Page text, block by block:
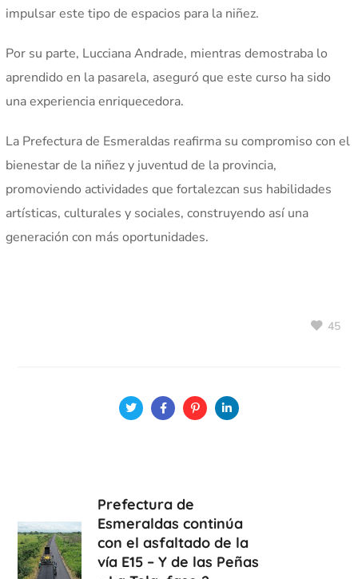
impulsar este tipo de espacios para la niñez.
Por su parte, Lucciana Andrade, mientras demostraba lo
aprendido en la pasarela, aseguró que este curso ha sido
una experiencia enriquecedora.
La Prefectura de Esmeraldas reafirma su compromiso con el
bienestar de la niñez y juventud de la provincia,
promoviendo actividades que fortalezcan sus habilidades
artísticas, culturales y sociales, construyendo así una
generación con más oportunidades.
45
Prefectura de
Esmeraldas continúa
con el asfaltado de la
vía E15 – Y de las Peñas